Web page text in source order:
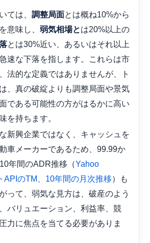
ては、 調整局面とは概ね10%から
意味し、 弱気相場とは20%以上の
とは30%近い、あるいはそれ以上
速な下落を指します。これらは市
法的な定義ではありませんが、ト
、真の破綻よりも調整局面や景気
である可能性の方がはるかに高い
を持ちます。
新興企業ではなく、キャッシュを
車メーカーであるため、99.99か
年間のADR推移（Yahoo
APIのTM、10年間の月次推移）も
って、弱気な見方は、破産のよう
バリュエーション、利益率、競
力に焦点を当てる必要がありま